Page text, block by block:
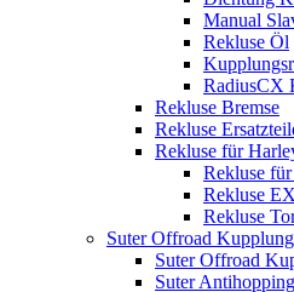
Manual
Rekluse Öl
RadiusCX
Rekluse Bremse
Rekluse
Rekluse für
Rekluse
Rekluse
Rekluse
Suter Offroad Kupplung
Suter Offroad
Suter